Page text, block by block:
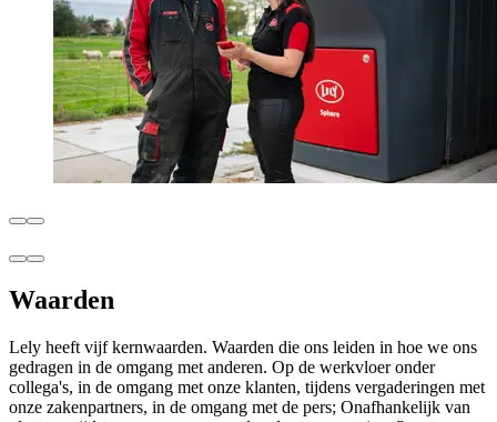
Waarden
Lely heeft vijf kernwaarden. Waarden die ons leiden in hoe we ons
gedragen in de omgang met anderen. Op de werkvloer onder
collega's, in de omgang met onze klanten, tijdens vergaderingen met
onze zakenpartners, in de omgang met de pers; Onafhankelijk van